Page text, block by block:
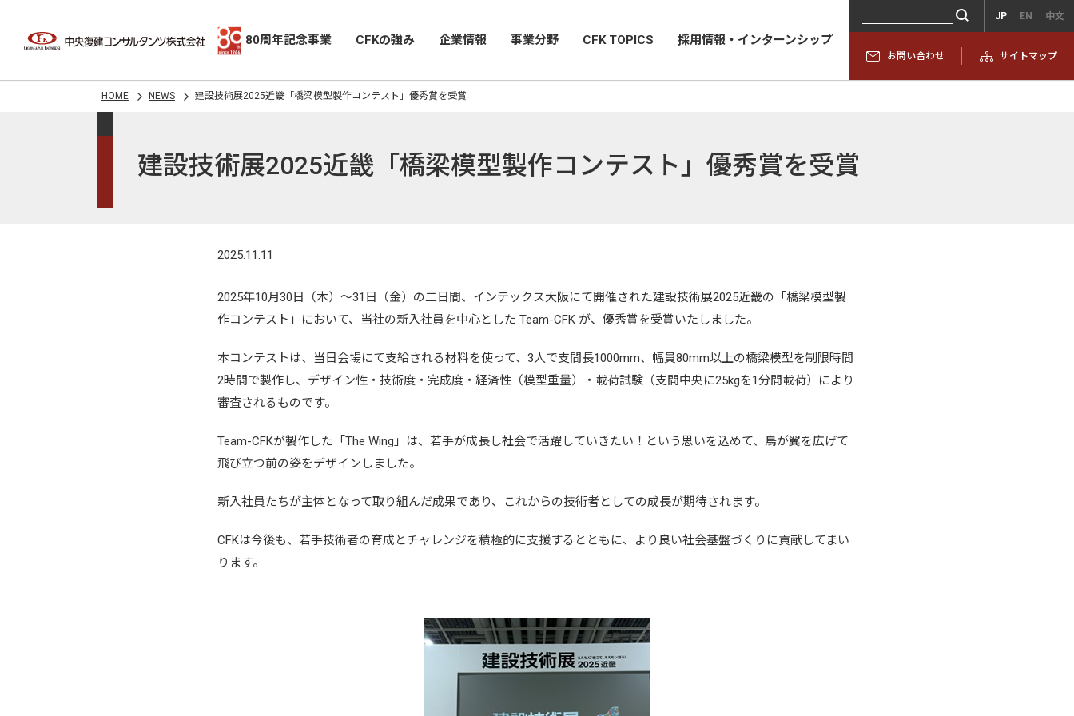
80周年記念事業 CFKの強み 企業情報 事業分野 CFK TOPICS 採用情報・インターンシップ
JP EN 中文
お問い合わせ サイトマップ
HOME NEWS 建設技術展2025近畿「橋梁模型製作コンテスト」優秀賞を受賞
建設技術展2025近畿「橋梁模型製作コンテスト」優秀賞を受賞
2025.11.11
2025年10月30日（木）～31日（金）の二日間、インテックス大阪にて開催された建設技術展2025近畿の「橋梁模型製
作コンテスト」において、当社の新入社員を中心とした Team-CFK が、優秀賞を受賞いたしました。
本コンテストは、当日会場にて支給される材料を使って、3人で支間長1000mm、幅員80mm以上の橋梁模型を制限時間
2時間で製作し、デザイン性・技術度・完成度・経済性（模型重量）・載荷試験（支間中央に25kgを1分間載荷）により
審査されるものです。
Team-CFKが製作した「The Wing」は、若手が成長し社会で活躍していきたい！という思いを込めて、鳥が翼を広げて
飛び立つ前の姿をデザインしました。
新入社員たちが主体となって取り組んだ成果であり、これからの技術者としての成長が期待されます。
CFKは今後も、若手技術者の育成とチャレンジを積極的に支援するとともに、より良い社会基盤づくりに貢献してまい
ります。